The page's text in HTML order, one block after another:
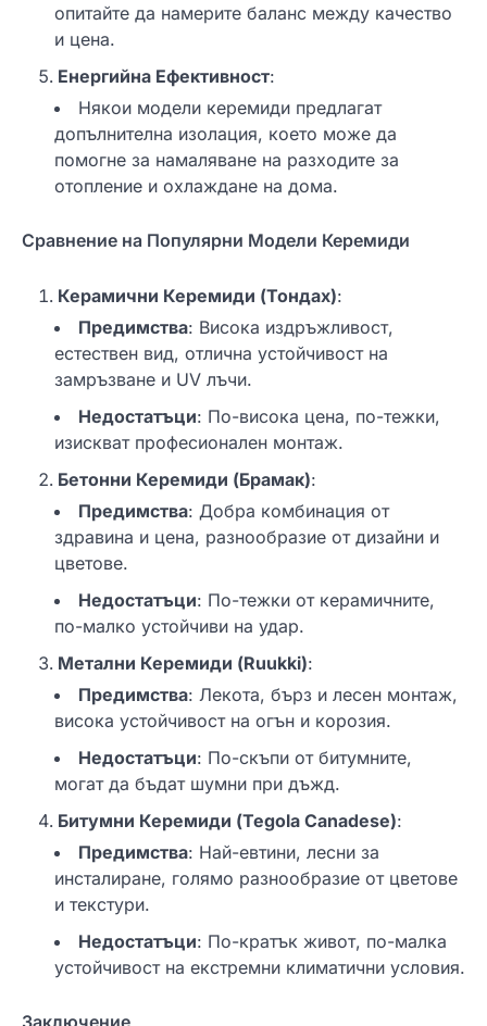
опитайте да намерите баланс между качество
и цена.
Енергийна Ефективност:
Някои модели керемиди предлагат
допълнителна изолация, което може да
помогне за намаляване на разходите за
отопление и охлаждане на дома.
Сравнение на Популярни Модели Керемиди
Керамични Керемиди (Тондах):
Предимства: Висока издръжливост,
естествен вид, отлична устойчивост на
замръзване и UV лъчи.
Недостатъци: По-висока цена, по-тежки,
изискват професионален монтаж.
Бетонни Керемиди (Брамак):
Предимства: Добра комбинация от
здравина и цена, разнообразие от дизайни и
цветове.
Недостатъци: По-тежки от керамичните,
по-малко устойчиви на удар.
Метални Керемиди (Ruukki):
Предимства: Лекота, бърз и лесен монтаж,
висока устойчивост на огън и корозия.
Недостатъци: По-скъпи от битумните,
могат да бъдат шумни при дъжд.
Битумни Керемиди (Tegola Canadese):
Предимства: Най-евтини, лесни за
инсталиране, голямо разнообразие от цветове
и текстури.
Недостатъци: По-кратък живот, по-малка
устойчивост на екстремни климатични условия.
Заключение